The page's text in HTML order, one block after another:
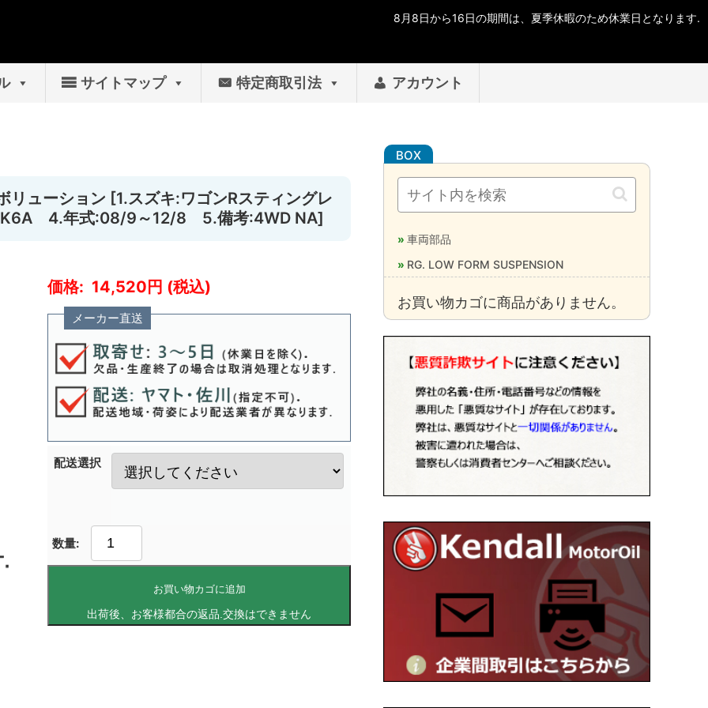
サイトマップ 特定商取引法 アカウント
ューション [1.スズキ:ワゴンRスティングレ
4.年式:08/9～12/8 5.備考:4WD NA]
14,520
メーカー直送
配送選択
お買い物カゴに追加
車両部品
RG. LOW FORM SUSPENSION
お買い物カゴに商品がありません。